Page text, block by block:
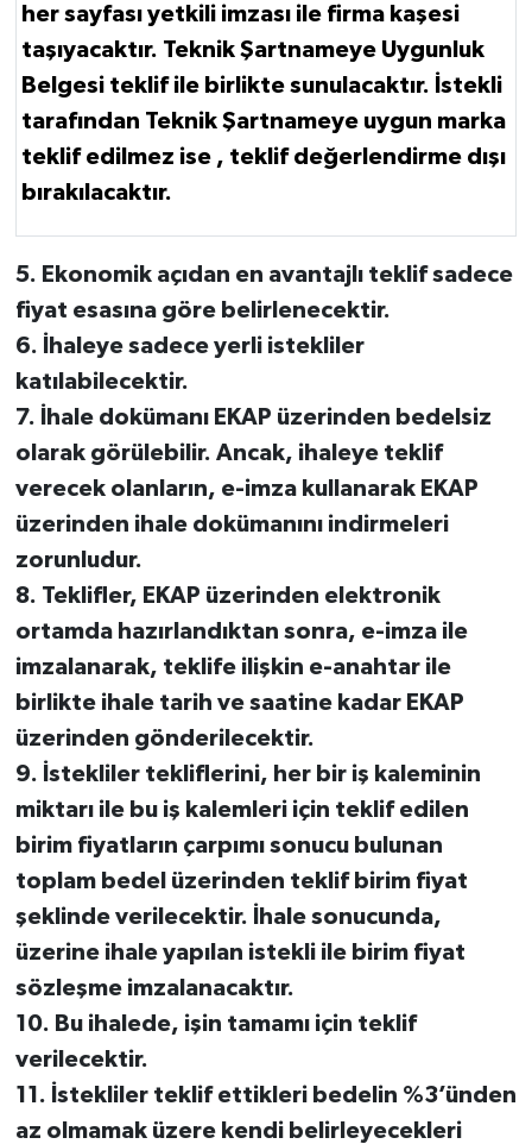
her sayfası yetkili imzası ile firma kaşesi
taşıyacaktır. Teknik Şartnameye Uygunluk
Belgesi teklif ile birlikte sunulacaktır. İstekli
tarafından Teknik Şartnameye uygun marka
teklif edilmez ise , teklif değerlendirme dışı
bırakılacaktır.
5. Ekonomik açıdan en avantajlı teklif sadece
fiyat esasına göre belirlenecektir.
6. İhaleye sadece yerli istekliler
katılabilecektir.
7. İhale dokümanı EKAP üzerinden bedelsiz
olarak görülebilir. Ancak, ihaleye teklif
verecek olanların, e-imza kullanarak EKAP
üzerinden ihale dokümanını indirmeleri
zorunludur.
8. Teklifler, EKAP üzerinden elektronik
ortamda hazırlandıktan sonra, e-imza ile
imzalanarak, teklife ilişkin e-anahtar ile
birlikte ihale tarih ve saatine kadar EKAP
üzerinden gönderilecektir.
9. İstekliler tekliflerini, her bir iş kaleminin
miktarı ile bu iş kalemleri için teklif edilen
birim fiyatların çarpımı sonucu bulunan
toplam bedel üzerinden teklif birim fiyat
şeklinde verilecektir. İhale sonucunda,
üzerine ihale yapılan istekli ile birim fiyat
sözleşme imzalanacaktır.
10. Bu ihalede, işin tamamı için teklif
verilecektir.
11. İstekliler teklif ettikleri bedelin %3’ünden
az olmamak üzere kendi belirleyecekleri